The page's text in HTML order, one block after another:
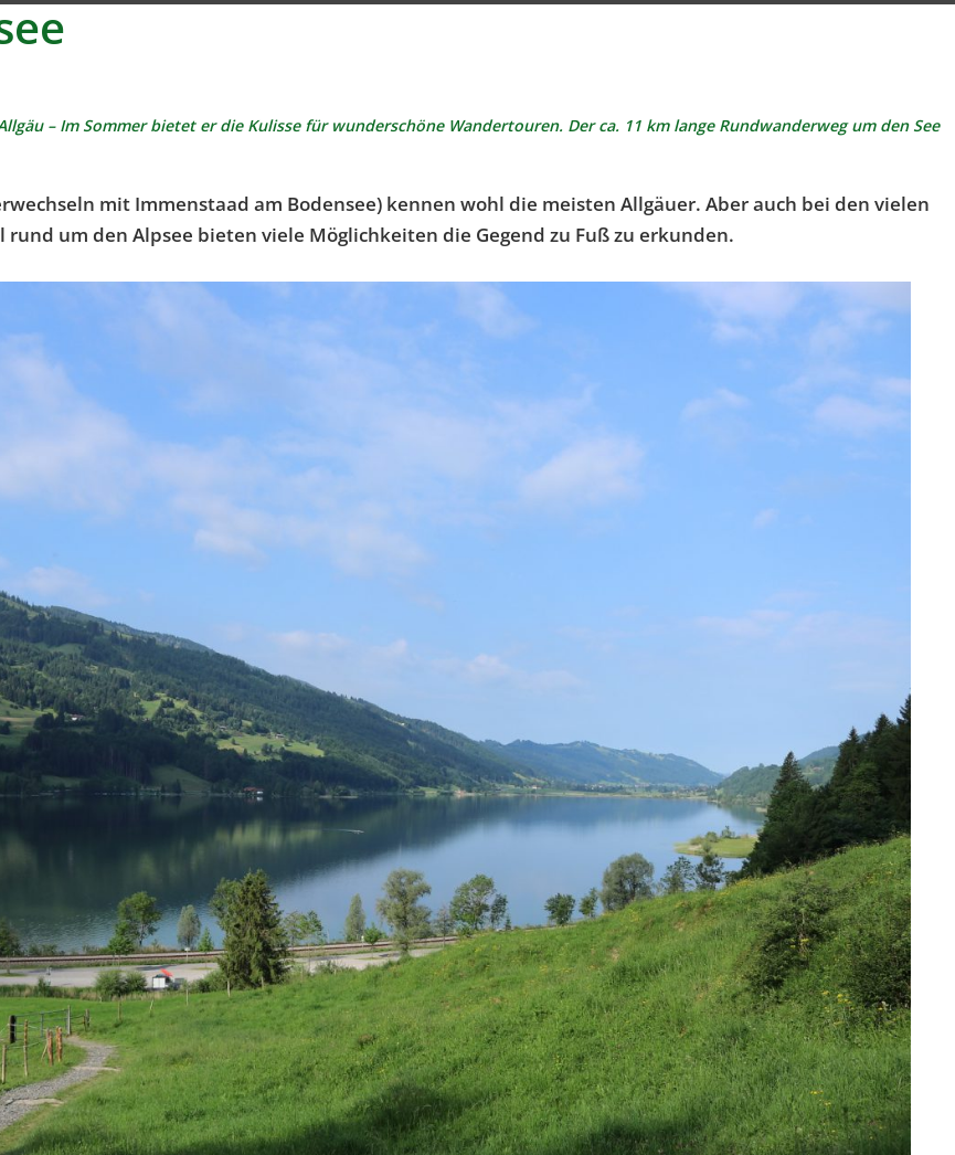
– Im Sommer bietet er die Kulisse für wunderschöne Wandertouren. Der ca. 11 km lange Rundwanderweg um den See
mit Immenstaad am Bodensee) kennen wohl die meisten Allgäuer. Aber auch bei den vielen
um den Alpsee bieten viele Möglichkeiten die Gegend zu Fuß zu erkunden.